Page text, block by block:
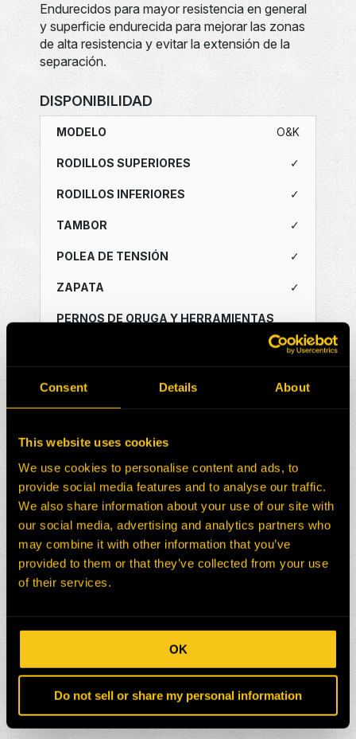
Consent Details About
This website uses cookies
We use cookies to personalise content and ads, to
provide social media features and to analyse our traffic.
We also share information about your use of our site with
our social media, advertising and analytics partners who
may combine it with other information that you’ve
provided to them or that they’ve collected from your use
of their services.
OK
Do not sell or share my personal information
Endurecidos para mayor resistencia en general
y superficie endurecida para mejorar las zonas
de alta resistencia y evitar la extensión de la
separación.
DISPONIBILIDAD
O&K
✓
✓
✓
✓
✓
✓
KOMATSU